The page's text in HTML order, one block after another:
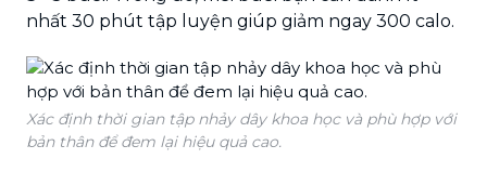
nhất 30 phút tập luyện giúp giảm ngay 300 calo.
Xác định thời gian tập nhảy dây khoa học và phù hợp với
bản thân để đem lại hiệu quả cao.